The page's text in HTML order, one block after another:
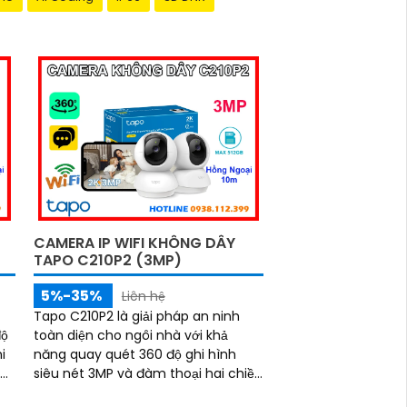
CAMERA IP WIFI KHÔNG DÂY
TAPO C210P2 (3MP)
5%-35%
Liên hệ
Tapo C210P2 là giải pháp an ninh
toàn diện cho ngôi nhà với khả
năng quay quét 360 độ ghi hình
siêu nét 3MP và đàm thoại hai chiều